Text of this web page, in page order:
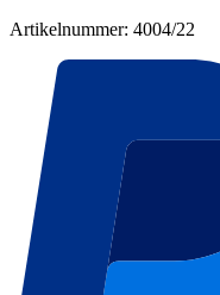
Artikelnummer: 4004/22